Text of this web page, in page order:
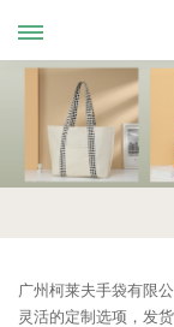
广州柯莱夫手袋有限
灵活的定制选项，发